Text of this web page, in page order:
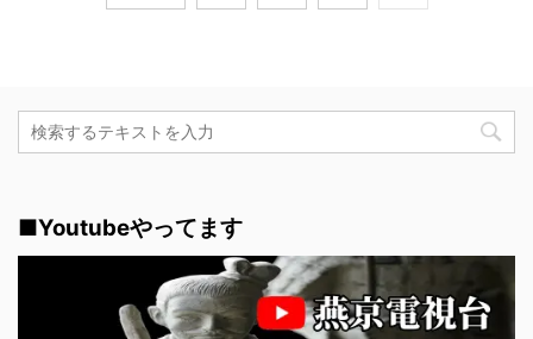
■Youtubeやってます